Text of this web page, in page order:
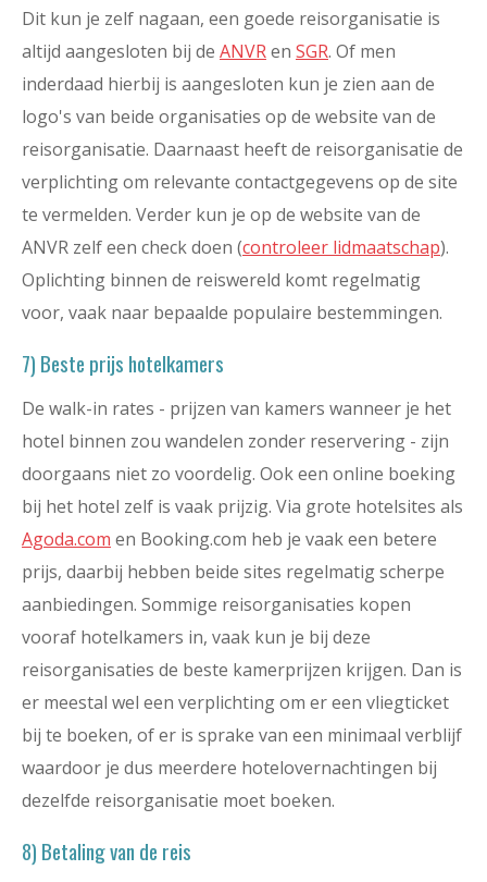
Dit kun je zelf nagaan, een goede reisorganisatie is
altijd aangesloten bij de ANVRen SGR. Of men
inderdaad hierbij is aangesloten kun je zien aan de
logo's van beide organisaties op de website van de
reisorganisatie. Daarnaast heeft de reisorganisatie de
verplichting om relevante contactgegevens op de site
te vermelden. Verder kun je op de website van de
ANVR zelf een check doen (controleer lidmaatschap).
Oplichting binnen de reiswereld komt regelmatig
voor, vaak naar bepaalde populaire bestemmingen.
7) Beste prijs hotelkamers
De walk-in rates - prijzen van kamers wanneer je het
hotel binnen zou wandelen zonder reservering - zijn
doorgaans niet zo voordelig. Ook een online boeking
bij het hotel zelf is vaak prijzig. Via grote hotelsites als
Agoda.com en Booking.com heb je vaak een betere
prijs, daarbij hebben beide sites regelmatig scherpe
aanbiedingen. Sommige reisorganisaties kopen
vooraf hotelkamers in, vaak kun je bij deze
reisorganisaties de beste kamerprijzen krijgen. Dan is
er meestal wel een verplichting om er een vliegticket
bij te boeken, of er is sprake van een minimaal verblijf
waardoor je dus meerdere hotelovernachtingen bij
dezelfde reisorganisatie moet boeken.
8) Betaling van de reis